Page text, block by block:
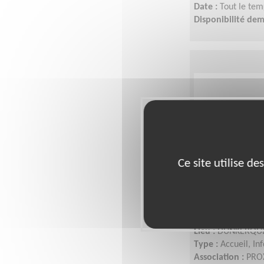
Date : Tout le
Disponibilité
Animation
mentors
Lieu :
Type : Accueil,
Association :
Ce site utilise